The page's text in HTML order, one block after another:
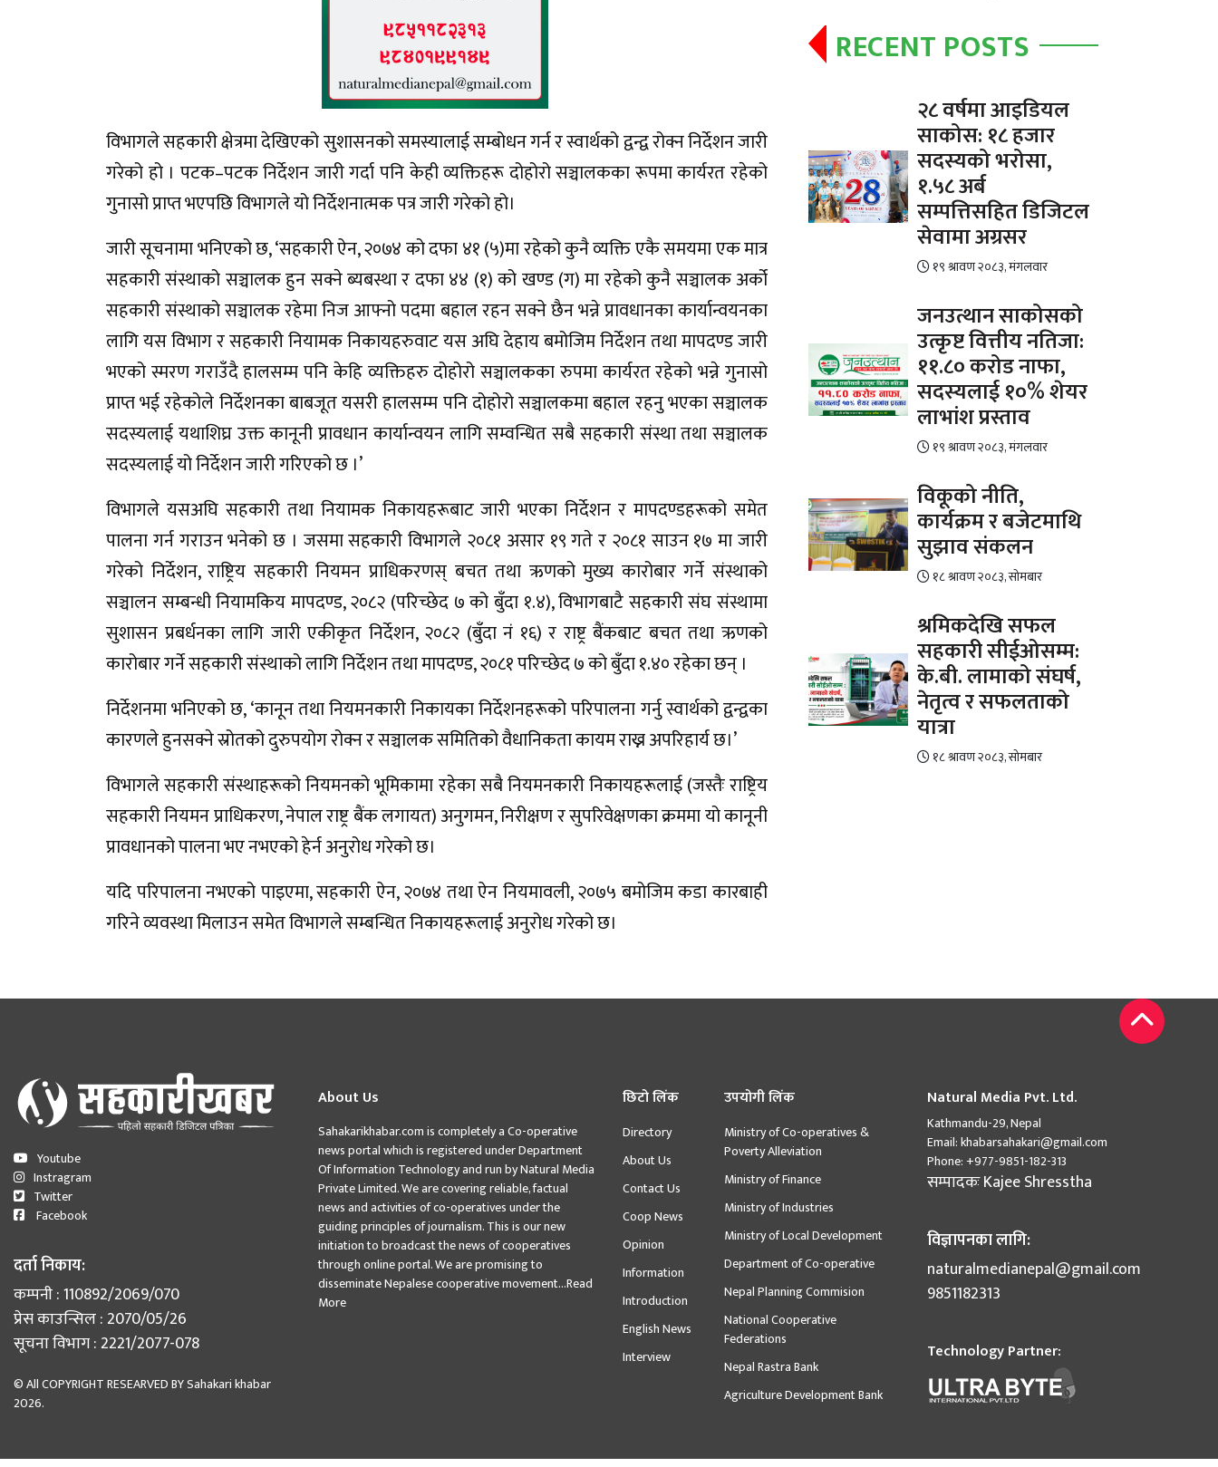
विभागले सहकारी क्षेत्रमा देखिएको सुशासनको समस्यालाई सम्बोधन गर्न र स्वार्थको द्वन्द्व रोक्न निर्देशन जारी
गरेको हो । पटक–पटक निर्देशन जारी गर्दा पनि केही व्यक्तिहरू दोहोरो सञ्चालकका रूपमा कार्यरत रहेको
गुनासो प्राप्त भएपछि विभागले यो निर्देशनात्मक पत्र जारी गरेको हो।
जारी सूचनामा भनिएको छ, ‘सहकारी ऐन, २०७४ को दफा ४१ (५)मा रहेको कुनै व्यक्ति एकै समयमा एक मात्र
सहकारी संस्थाको सञ्चालक हुन सक्ने ब्यबस्था र दफा ४४ (१) को खण्ड (ग) मा रहेको कुनै सञ्चालक अर्को
सहकारी संस्थाको सञ्चालक रहेमा निज आफ्नो पदमा बहाल रहन सक्ने छैन भन्ने प्रावधानका कार्यान्वयनका
लागि यस विभाग र सहकारी नियामक निकायहरुवाट यस अघि देहाय बमोजिम निर्देशन तथा मापदण्ड जारी
भएको स्मरण गराउँदै हालसम्म पनि केहि व्यक्तिहरु दोहोरो सञ्चालकका रुपमा कार्यरत रहेको भन्ने गुनासो
प्राप्त भई रहेकोले निर्देशनका बाबजूत यसरी हालसम्म पनि दोहोरो सञ्चालकमा बहाल रहनु भएका सञ्चालक
सदस्यलाई यथाशिघ्र उक्त कानूनी प्रावधान कार्यान्वयन लागि सम्वन्धित सबै सहकारी संस्था तथा सञ्चालक
सदस्यलाई यो निर्देशन जारी गरिएको छ ।’
विभागले यसअघि सहकारी तथा नियामक निकायहरूबाट जारी भएका निर्देशन र मापदण्डहरूको समेत
पालना गर्न गराउन भनेको छ । जसमा सहकारी विभागले २०८१ असार १९ गते र २०८१ साउन १७ मा जारी
गरेको निर्देशन, राष्ट्रिय सहकारी नियमन प्राधिकरणस् बचत तथा ऋणको मुख्य कारोबार गर्ने संस्थाको
सञ्चालन सम्बन्धी नियामकिय मापदण्ड, २०८२ (परिच्छेद ७ को बुँदा १.४), विभागबाटै सहकारी संघ संस्थामा
सुशासन प्रबर्धनका लागि जारी एकीकृत निर्देशन, २०८२ (बुँदा नं १६) र राष्ट्र बैंकबाट बचत तथा ऋणको
कारोबार गर्ने सहकारी संस्थाको लागि निर्देशन तथा मापदण्ड, २०८१ परिच्छेद ७ को बुँदा १.४० रहेका छन् ।
निर्देशनमा भनिएको छ, ‘कानून तथा नियमनकारी निकायका निर्देशनहरूको परिपालना गर्नु स्वार्थको द्वन्द्वका
कारणले हुनसक्ने स्रोतको दुरुपयोग रोक्न र सञ्चालक समितिको वैधानिकता कायम राख्न अपरिहार्य छ।’
विभागले सहकारी संस्थाहरूको नियमनको भूमिकामा रहेका सबै नियमनकारी निकायहरूलाई (जस्तैः राष्ट्रिय
सहकारी नियमन प्राधिकरण, नेपाल राष्ट्र बैंक लगायत) अनुगमन, निरीक्षण र सुपरिवेक्षणका क्रममा यो कानूनी
प्रावधानको पालना भए नभएको हेर्न अनुरोध गरेको छ।
यदि परिपालना नभएको पाइएमा, सहकारी ऐन, २०७४ तथा ऐन नियमावली, २०७५ बमोजिम कडा कारबाही
गरिने व्यवस्था मिलाउन समेत विभागले सम्बन्धित निकायहरूलाई अनुरोध गरेको छ।
RECENT POSTS
२८ वर्षमा आइडियल
साकोस: १८ हजार
सदस्यको भरोसा,
१.५८ अर्ब
सम्पत्तिसहित डिजिटल
सेवामा अग्रसर
१९ श्रावण २०८३, मंगलवार
जनउत्थान साकोसको
उत्कृष्ट वित्तीय नतिजा:
११.८० करोड नाफा,
सदस्यलाई १०% शेयर
लाभांश प्रस्ताव
१९ श्रावण २०८३, मंगलवार
विकूको नीति,
कार्यक्रम र बजेटमाथि
सुझाव संकलन
१८ श्रावण २०८३, सोमबार
श्रमिकदेखि सफल
सहकारी सीईओसम्म:
के.बी. लामाको संघर्ष,
नेतृत्व र सफलताको
यात्रा
१८ श्रावण २०८३, सोमबार
Facebook
Twitter
Instragram
Youtube
दर्ता निकाय:
कम्पनी : 110892/2069/070
प्रेस काउन्सिल : 2070/05/26
सूचना विभाग : 2221/2077-078
© All COPYRIGHT RESEARVED BYSahakari khabar
2026.
About Us
Sahakarikhabar.com is completely a Co-operative
news portal which is registered under Department
Of Information Technology and run by Natural Media
Private Limited. We are covering reliable, factual
news and activities of co-operatives under the
guiding principles of journalism. This is our new
initiation to broadcast the news of cooperatives
through online portal. We are promising to
disseminate Nepalese cooperative movement...Read
More
छिटो लिंक
Directory
About Us
Contact Us
Coop News
Opinion
Information
Introduction
English News
Interview
उपयोगी लिंक
Ministry of Co-operatives &
Poverty Alleviation
Ministry of Finance
Ministry of Industries
Ministry of Local Development
Department of Co-operative
Nepal Planning Commision
National Cooperative
Federations
Nepal Rastra Bank
Agriculture Development Bank
Natural Media Pvt. Ltd.
Kathmandu-29, Nepal
Email:khabarsahakari@gmail.com
Phone:+977-9851-182-313
सम्पादकःKajee Shresstha
विज्ञापनका लागि:
naturalmedianepal@gmail.com
9851182313
Technology Partner: